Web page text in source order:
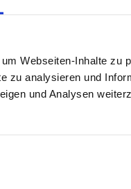
Webseiten-Inhalte zu
zu analysieren und
und Analysen